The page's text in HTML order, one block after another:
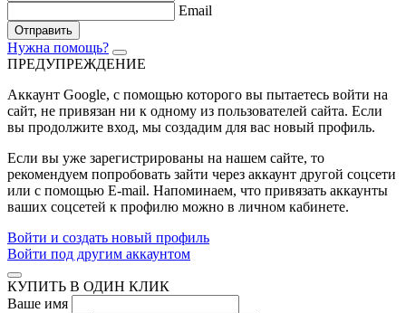
Email
Отправить
Нужна помощь?
ПРЕДУПРЕЖДЕНИЕ
Аккаунт Google, с помощью которого вы пытаетесь войти на
сайт, не привязан ни к одному из пользователей сайта. Если
вы продолжите вход, мы создадим для вас новый профиль.
Если вы уже зарегистрированы на нашем сайте, то
рекомендуем попробовать зайти через аккаунт другой соцсети
или с помощью E-mail. Напоминаем, что привязать аккаунты
ваших соцсетей к профилю можно в личном кабинете.
Войти и создать новый профиль
Войти под другим аккаунтом
КУПИТЬ В ОДИН КЛИК
Ваше имя